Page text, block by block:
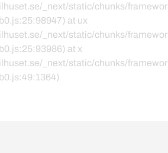
_next/static/chunks/
at ux
_next/static/chunks/
at x
_next/static/chunks/